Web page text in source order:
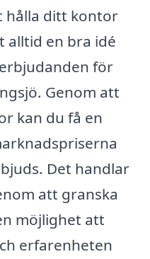
hålla ditt kontor
alltid en bra idé
för
Genom att
kan du få en
Det handlar
att granska
möjlighet att
erfarenheten